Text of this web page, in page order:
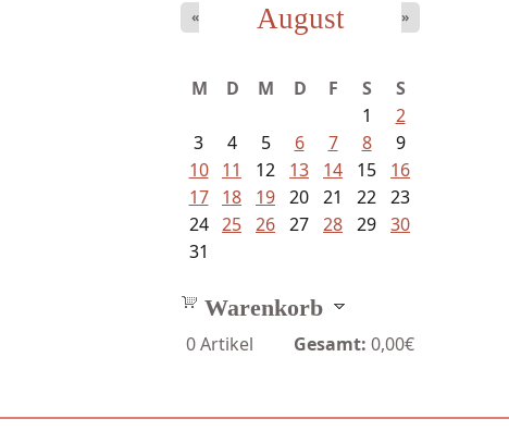
August
« »
M D M D F S
S
1
2
3
4 5 6 7 8
9
10
11 12 13 14 15
16
17
18 19 20 21 22 23
24 25 26 27 28 29 30
31
Warenkorb
0Artikel Gesamt: 0,00€